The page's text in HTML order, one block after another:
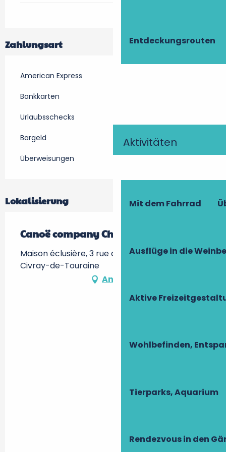
Entdeckungsrouten
Aktivitäten
Mit dem Fahrrad
Ausflüge in die
Aktive
Wohlbefinden,
Tierparks, Aquarium
Rendezvous in den
Zahlungsart
American Express
Bankkarten
Urlaubsschecks
Bargeld
Überweisungen
Lokalisierung
Canoë company Cher
Maison éclusière, 3 rue de l'Ecluse, 37150
Civray-de-Touraine
Anfahrt